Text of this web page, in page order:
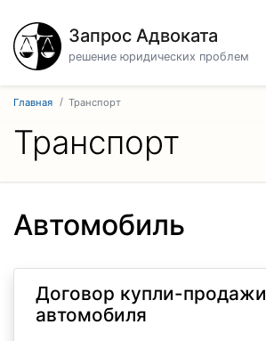
Запрос Адвоката
решение юридических проблем
Главная Транспорт
Транспорт
Автомобиль
Договор купли-продажи
автомобиля